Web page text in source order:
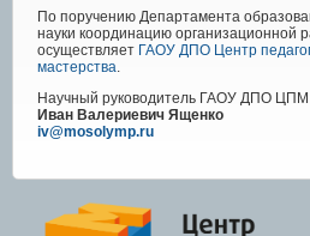
По поручению Департамента
науки координацию организационной
осуществляет ГАОУ ДПО Центр
мастерства.
Научный руководитель ГАОУ ДПО ЦПМ
Иван Валериевич Ященко
iv@mosolymp.ru